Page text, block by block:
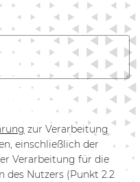
zur Verarbeitung
einschließlich der
Verarbeitung für die
Nutzers (Punkt 2.2